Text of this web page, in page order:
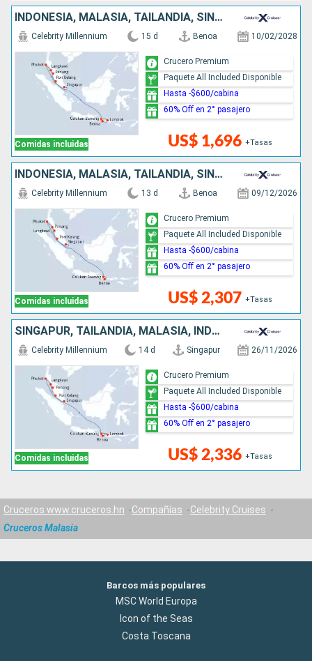
INDONESIA, MALASIA, TAILANDIA, SINGAPUR
Comidas incluidas
Celebrity Millennium 15 d Benoa 10/02/2028
US$ 1,696 +Tasas
Crucero Premium
Paquete All Included Disponible
Hasta -$600/cabina
60% Off en 2° pasajero
INDONESIA, MALASIA, TAILANDIA, SINGAPUR
Comidas incluidas
Celebrity Millennium 13 d Benoa 09/12/2026
US$ 2,307 +Tasas
Crucero Premium
Paquete All Included Disponible
Hasta -$600/cabina
60% Off en 2° pasajero
SINGAPUR, TAILANDIA, MALASIA, INDONESIA
Comidas incluidas
Celebrity Millennium 14 d Singapur 26/11/2026
US$ 2,336 +Tasas
Crucero Premium
Paquete All Included Disponible
Hasta -$600/cabina
60% Off en 2° pasajero
Cruceros www.cruceros.hn Compañías
Celebrity Cruises
Cruceros Malasia
Barcos más populares
MSC World Europa
Icon of the Seas
Costa Toscana